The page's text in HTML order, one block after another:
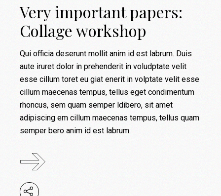
Very important papers:
Collage workshop
Qui officia deserunt mollit anim id est labrum. Duis
aute iruret dolor in prehenderit in voludptate velit
esse cillum toret eu giat enerit in volptate velit esse
cillum maecenas tempus, tellus eget condimentum
rhoncus, sem quam semper ldibero, sit amet
adipiscing em cillum maecenas tempus, tellus quam
semper bero anim id est labrum.